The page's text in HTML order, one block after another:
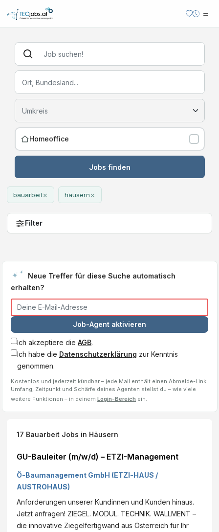
Homeoffice
Jobs finden
bauarbeit× häusern×
Filter
Neue Treffer für diese Suche automatisch
erhalten?
Job-Agent aktivieren
Ich akzeptiere die AGB.
Ich habe die Datenschutzerklärung zur Kenntnis
genommen.
Kostenlos und jederzeit kündbar – jede Mail enthält einen Abmelde-Link.
Umfang, Zeitpunkt und Schärfe deines Agenten stellst du – wie viele
weitere Funktionen – in deinem Login-Bereich ein.
17 Bauarbeit Jobs in Häusern
GU-Bauleiter (m/w/d) – ETZI-Management
Ö-Baumanagement GmbH (ETZI-HAUS /
AUSTROHAUS)
Anforderungen unserer Kundinnen und Kunden hinaus.
Jetzt anfragen! ZIEGEL. MODUL. TECHNIK. WALLMENT –
die innovative Ziegelfertigwand aus Österreich für Ihr